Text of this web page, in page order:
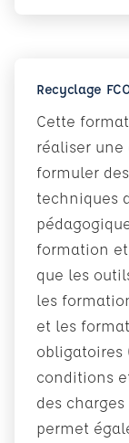
Recyclage
Cette
réaliser
formuler
techniques
formation
que les
les
et les
obligatoires
conditions
des
permet